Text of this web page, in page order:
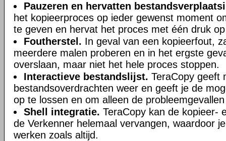
Pauzeren en hervatten
het kopieerproces op ieder gewenst moment
te geven en hervat het proces met één druk
Foutherstel. In geval van een kopieerfout,
meerdere malen proberen en in het ergste
overslaan, maar niet het hele proces stoppen.
Interactieve bestandslijst. TeraCopy geeft
bestandsoverdrachten weer en geeft je de
op te lossen en om alleen de
Shell integratie. TeraCopy kan de kopieer-
de Verkenner helemaal vervangen, waardoor
werken zoals altijd.